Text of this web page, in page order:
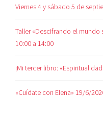
Viernes 4 y sábado 5 de
Taller «Descifrando el
10:00 a 14:00
¡Mi tercer libro:
«Cuídate con Elena» 19/6/